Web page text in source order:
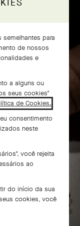
com 8
para
de nossos
e
a alguns ou
seus cookies"
de Cookies.
consentimento
neste
você rejeita
ao
do início da sua
cookies, você